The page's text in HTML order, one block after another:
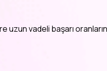
vadeli başarı